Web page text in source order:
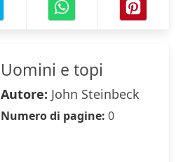
Uomini e topi
Autore: John Steinbeck
Numero di pagine: 0